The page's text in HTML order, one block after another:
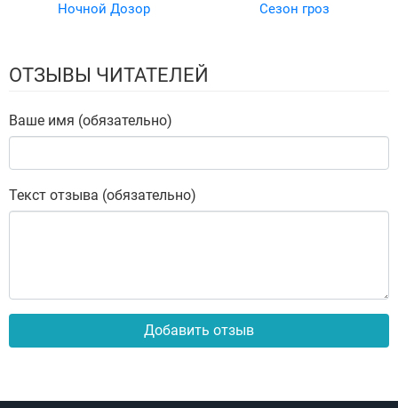
Ночной Дозор
Сезон гроз
ОТЗЫВЫ ЧИТАТЕЛЕЙ
Ваше имя (обязательно)
Текст отзыва (обязательно)
Добавить отзыв